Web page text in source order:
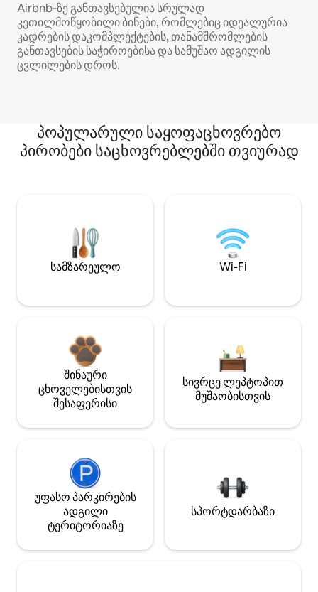
Airbnb‑ზე განთავსებულია სრულად
კეთილმოწყობილი ბინები, რომლებიც იდეალურია
კადრების დაკომპლექტების, თანამშრომლების
განთავსების საჭიროებისა და სამუშაო ადგილის
ცვლილების დროს.
პოპულარული საყოფაცხოვრებო
პირობები საცხოვრებლებში თვიურად
სამზარეულო Wi-Fi
შინაური
ცხოველებისთვის
შესაფერისი
სივრცე ლეპტოპით
მუშაობისთვის
უფასო პარკირების
ადგილი
ტერიტორიაზე
სპორტდარბაზი